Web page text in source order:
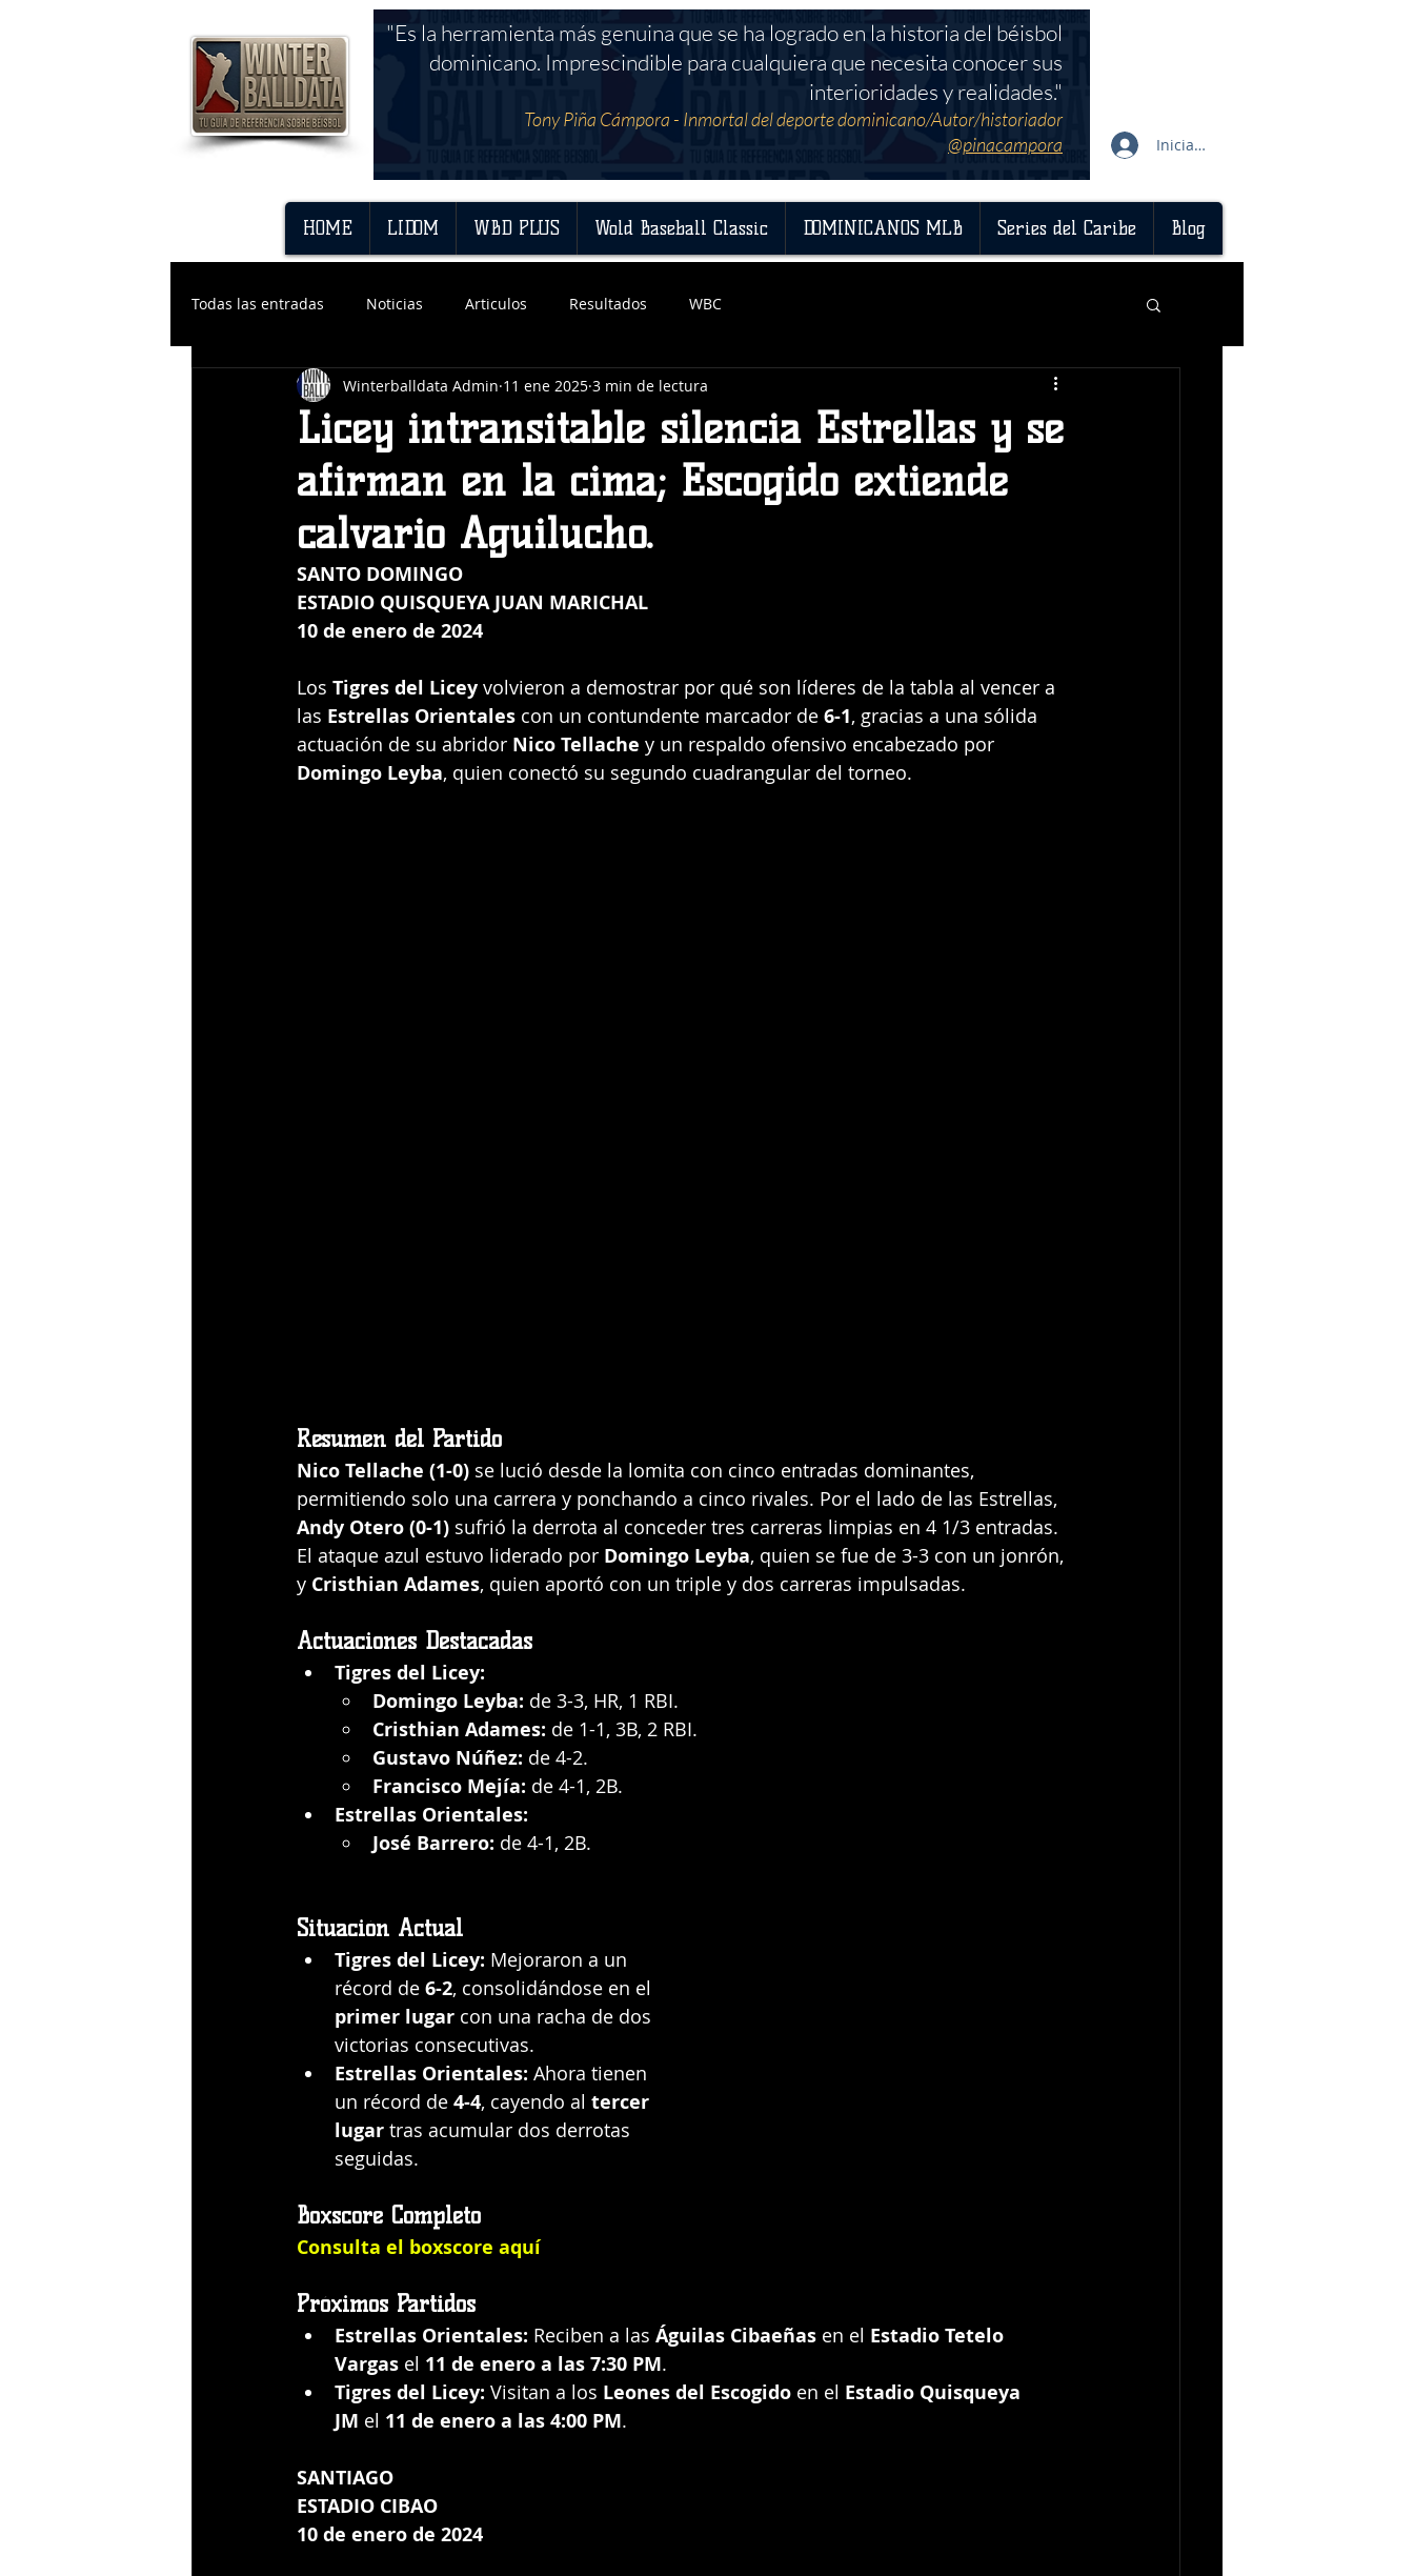
Iniciar sesión
HOME LIDOM WBD PLUS Wold Baseball Classic DOMINICANOS MLB Series del Caribe Blog
"Es la herramienta más genuina que se ha logrado en la historia del béisbol
dominicano. Imprescindible para cualquiera que necesita conocer sus
interioridades y realidades."
Tony Piña Cámpora - Inmortal del deporte dominicano/Autor/historiador
@pinacampora
Todas las entradas Noticias Articulos Resultados WBC
Licey intransitable silencia Estrellas y se
afirman en la cima; Escogido extiende
calvario Aguilucho.
Winterballdata Admin 11 ene 2025 3 min de lectura
SANTO DOMINGO
ESTADIO QUISQUEYA JUAN MARICHAL
10 de enero de 2024
Los Tigres del Licey volvieron a demostrar por qué son líderes de la tabla al vencer a
las Estrellas Orientales con un contundente marcador de 6-1, gracias a una sólida
actuación de su abridor Nico Tellache y un respaldo ofensivo encabezado por
Domingo Leyba, quien conectó su segundo cuadrangular del torneo.
Resumen del Partido
Nico Tellache (1-0) se lució desde la lomita con cinco entradas dominantes,
permitiendo solo una carrera y ponchando a cinco rivales. Por el lado de las Estrellas,
Andy Otero (0-1) sufrió la derrota al conceder tres carreras limpias en 4 1/3 entradas.
El ataque azul estuvo liderado por Domingo Leyba, quien se fue de 3-3 con un jonrón,
y Cristhian Adames, quien aportó con un triple y dos carreras impulsadas.
Actuaciones Destacadas
Tigres del Licey:
Domingo Leyba: de 3-3, HR, 1 RBI.
Cristhian Adames: de 1-1, 3B, 2 RBI.
Gustavo Núñez: de 4-2.
Francisco Mejía: de 4-1, 2B.
Estrellas Orientales:
José Barrero: de 4-1, 2B.
Situación Actual
Tigres del Licey: Mejoraron a un
récord de 6-2, consolidándose en el
primer lugar con una racha de dos
victorias consecutivas.
Estrellas Orientales: Ahora tienen
un récord de 4-4, cayendo al tercer
lugar tras acumular dos derrotas
seguidas.
Boxscore Completo
Consulta el boxscore aquí
Próximos Partidos
Estrellas Orientales: Reciben a las Águilas Cibaeñas en el Estadio Tetelo
Vargas el 11 de enero a las 7:30 PM.
Tigres del Licey: Visitan a los Leones del Escogido en el Estadio Quisqueya
JM el 11 de enero a las 4:00 PM.
SANTIAGO
ESTADIO CIBAO
10 de enero de 2024